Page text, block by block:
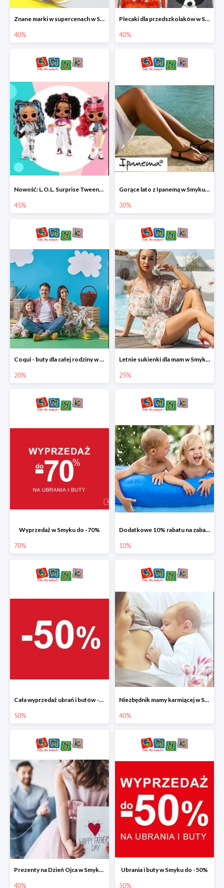
Znane marki w supercenach w Smyku - buty do -40%
40%
Plecaki dla przedszkolaków w Smyku do -40%
40%
Nowość: L.O.L. Surprise Tweens Doll w Smyku do -45%
45%
Gorące lato z Ipanemą w Smyku do -30%
30%
Coqui - buty dla całej rodziny w Smyku do -20%
20%
Letnie sukienki dla mam w Smyku do -25%
25%
Wyprzedaż w Smyku do -70%
70%
Dodatkowe 10% rabatu na zabawki ogrodowe i baseny
10%
Cała wyprzedaż ubrań i butów -50%
50%
Niezbędnik mamy karmiącej w Smyku do -40%
40%
Prezenty na Dzień Ojca w Smyku do -40%
40%
Ubrania i buty w Smyku do -50%
50%